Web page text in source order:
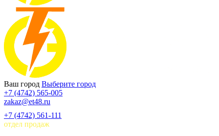
Ваш город Выберите город
+7 (4742) 565-005
zakaz@et48.ru
+7 (4742) 561-111
отдел продаж